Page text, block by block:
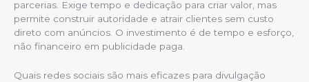
parcerias. Exige tempo e dedicação para criar valor, mas
permite construir autoridade e atrair clientes sem custo
direto com anúncios. O investimento é de tempo e esforço,
não financeiro em publicidade paga.
Quais redes sociais são mais eficazes para divulgação